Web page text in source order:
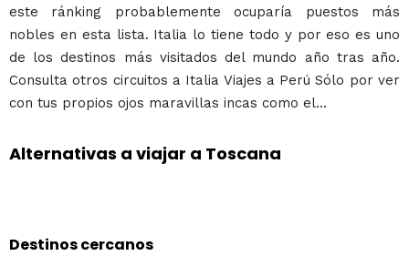
este ránking probablemente ocuparía puestos más
nobles en esta lista. Italia lo tiene todo y por eso es uno
de los destinos más visitados del mundo año tras año.
Consulta otros circuitos a Italia Viajes a Perú Sólo por ver
con tus propios ojos maravillas incas como el...
Alternativas a viajar a Toscana
Destinos cercanos